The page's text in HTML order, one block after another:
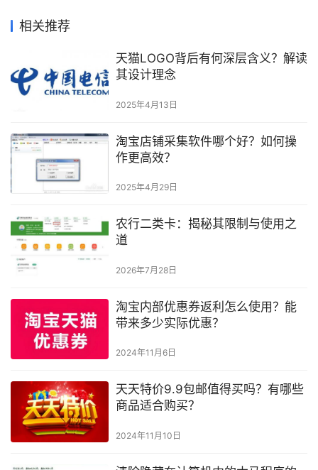
相关推荐
天猫LOGO背后有何深层含义？解读
其设计理念
2025年4月13日
淘宝店铺采集软件哪个好？如何操
作更高效？
2025年4月29日
农行二类卡：揭秘其限制与使用之
道
2026年7月28日
淘宝内部优惠券返利怎么使用？能
带来多少实际优惠？
2024年11月6日
天天特价9.9包邮值得买吗？有哪些
商品适合购买？
2024年11月10日